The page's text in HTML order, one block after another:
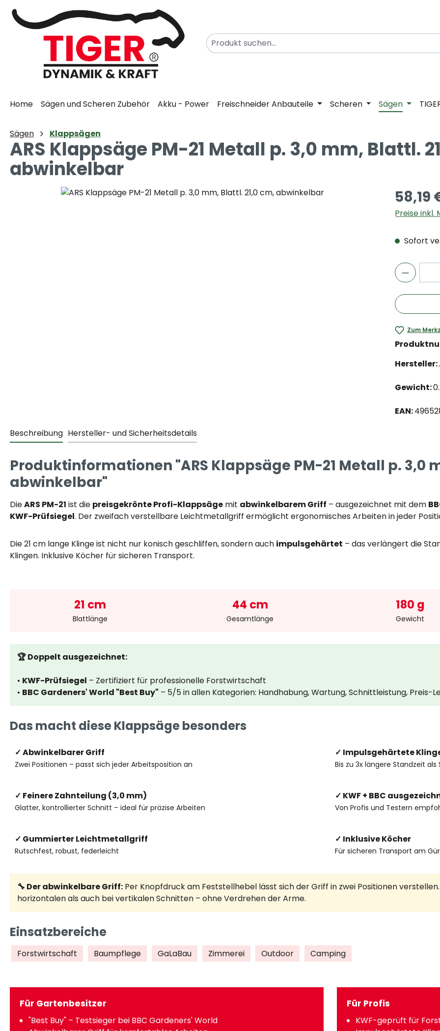
Hauptinhalt springen
Zur Suche springen
Zur Hauptnavigation springen
Home Sägen und Scheren Zubehör Akku - Power Freischneider Anbauteile Scheren Sägen
Sägen Klappsägen
ARS Klappsäge PM-21 Metall p. 3,0 mm, Blattl.
abwinkelbar
Bildergalerie überspringen 58,19
Preise inkl.
Sofort
Zum
Hersteller:
Gewicht:
EAN:
Beschreibung Hersteller- und Sicherheitsdetails
Produktinformationen "ARS Klappsäge PM-21 Metall p. 3,0
abwinkelbar"
DieARS PM-21 ist die preisgekrönte Profi-Klappsäge mit abwinkelbarem Griff – ausgezeichnet mit dem
KWF-Prüfsiegel. Der zweifach verstellbare Leichtmetallgriff ermöglicht ergonomisches Arbeiten in jeder
Die 21 cm lange Klinge ist nicht nur konisch geschliffen, sondern auch impulsgehärtet – das verlängert die
Klingen. Inklusive Köcher für sicheren Transport.
21 cm
Blattlänge
44 cm
Gesamtlänge
180 g
Gewicht
🏆 Doppelt ausgezeichnet:
• KWF-Prüfsiegel – Zertifiziert für professionelle Forstwirtschaft
• BBC Gardeners' World "Best Buy" – 5/5 in allen Kategorien: Handhabung, Wartung, Schnittleistung, Preis-
Das macht diese Klappsäge besonders
✓ Abwinkelbarer Griff
Zwei Positionen – passt sich jeder Arbeitsposition an
✓ Impulsgehärtete
Bis zu 3x längere Standzeit
✓ Feinere Zahnteilung (3,0 mm)
Glatter, kontrollierter Schnitt – ideal für präzise Arbeiten
✓ KWF + BBC
Von Profis und Testern
✓ Gummierter Leichtmetallgriff
Rutschfest, robust, federleicht
✓ Inklusive Köcher
Für sicheren Transport am
🔧 Der abwinkelbare Griff: Per Knopfdruck am Feststellhebel lässt sich der Griff in zwei Positionen
horizontalen als auch bei vertikalen Schnitten – ohne Verdrehen der Arme.
Einsatzbereiche
Forstwirtschaft Baumpflege GaLaBau Zimmerei Outdoor Camping
Für Gartenbesitzer
"Best Buy" – Testsieger bei BBC Gardeners' World
Für Profis
KWF-geprüft für